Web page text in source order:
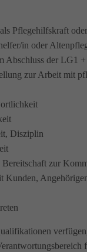
Pflegedienst auf
für Senioren
Bereich Demenz erleben
Pflegehilfskraft
in oder
Abschluss der LG1
zur Arbeit mit
Disziplin
Bereitschaft zur
Kunden,